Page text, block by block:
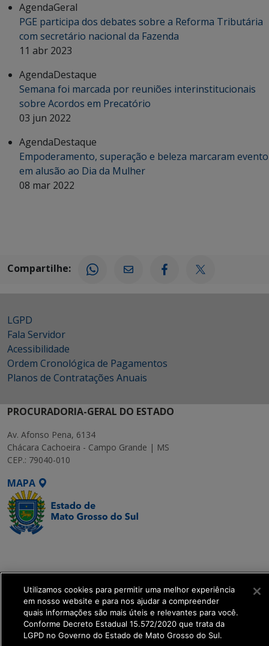
AgendaGeral
PGE participa dos debates sobre a Reforma Tributária
com secretário nacional da Fazenda
11 abr 2023
AgendaDestaque
Semana foi marcada por reuniões interinstitucionais
sobre Acordos em Precatório
03 jun 2022
AgendaDestaque
Empoderamento, superação e beleza marcaram evento
em alusão ao Dia da Mulher
08 mar 2022
Compartilhe:
LGPD
Fala Servidor
Acessibilidade
Ordem Cronológica de Pagamentos
Planos de Contratações Anuais
PROCURADORIA-GERAL DO ESTADO
Av. Afonso Pena, 6134
Chácara Cachoeira - Campo Grande | MS
CEP.: 79040-010
MAPA
get_footer();
Utilizamos cookies para permitir uma melhor experiência
em nosso website e para nos ajudar a compreender
quais informações são mais úteis e relevantes para você.
Conforme Decreto Estadual 15.572/2020 que trata da
LGPD no Governo do Estado de Mato Grosso do Sul.